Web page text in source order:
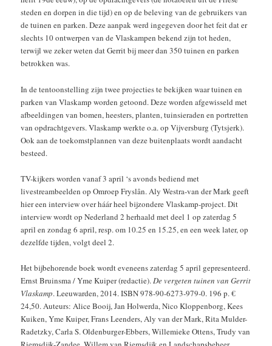
steden en dorpen in die tijd) en op de beleving van de gebruikers van
de tuinen en parken. Deze aanpak werd ingegeven door het feit dat er
slechts 10 ontwerpen van de Vlaskampen bekend zijn tot heden,
terwijl we zeker weten dat Gerrit bij meer dan 350 tuinen en parken
betrokken was.
In de tentoonstelling zijn twee projecties te bekijken waar tuinen en
parken van Vlaskamp worden getoond. Deze worden afgewisseld met
afbeeldingen van bomen, heesters, planten, tuinsieraden en portretten
van opdrachtgevers. Vlaskamp werkte o.a. op Vijversburg (Tytsjerk).
Ook aan de toekomstplannen van deze buitenplaats wordt aandacht
besteed.
TV-kijkers worden vanaf 3 april ‘s avonds bediend met
livestreambeelden op Omroep Fryslân. Aly Westra-van der Mark geeft
hier een interview over háár heel bijzondere Vlaskamp-project. Dit
interview wordt op Nederland 2 herhaald met deel 1 op zaterdag 5
april en zondag 6 april, resp. om 10.25 en 15.25, en een week later, op
dezelfde tijden, volgt deel 2.
Het bijbehorende boek wordt eveneens zaterdag 5 april gepresenteerd.
Ernst Bruinsma / Yme Kuiper (redactie).De vergeten tuinen van Gerrit
Vlaskamp. Leeuwarden, 2014. ISBN 978-90-6273-979-0. 196 p. €
24,50. Auteurs: Alice Booij, Jan Holwerda, Nico Kloppenborg, Kees
Kuiken, Yme Kuiper, Frans Leenders, Aly van der Mark, Rita Mulder-
Radetzky, Carla S. Oldenburger-Ebbers, Willemieke Ottens, Trudy van